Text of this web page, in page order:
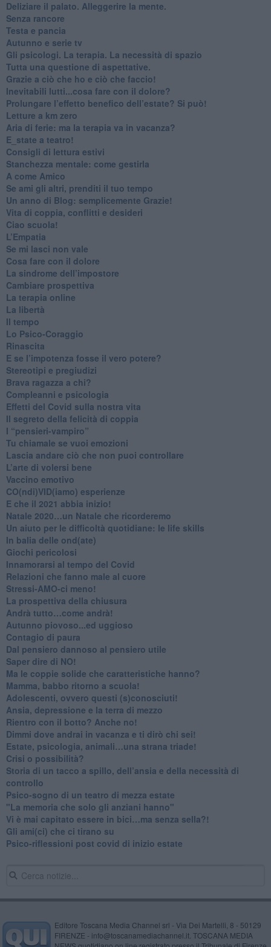
​Deliziare il palato. Alleggerire la mente.
​Senza rancore
​Testa e pancia
​Autunno e serie tv
​Gli psicologi. La terapia. La necessità di spazio
​Tutta una questione di aspettative.
​Grazie a ciò che ho e ciò che faccio!
​Inevitabili lutti...cosa fare con il dolore?
Prolungare l’effetto benefico dell’estate? Si può!
​Letture a km zero
​Aria di ferie: ma la terapia va in vacanza?
​E_state a teatro!
​Consigli di lettura estivi
​Stanchezza mentale: come gestirla
​A come Amico
​Se ami gli altri, prenditi il tuo tempo
​Un anno di Blog: semplicemente Grazie!
​Vita di coppia, conflitti e desideri
​Ciao scuola!
​L’Empatia
​Se mi lasci non vale
Cosa fare con il dolore
​La sindrome dell’impostore
​Cambiare prospettiva
La terapia online
La libertà
​Il tempo
​Lo Psico-Coraggio
Rinascita
​E se l’impotenza fosse il vero potere?
Stereotipi e pregiudizi
​Brava ragazza a chi?
​Compleanni e psicologia
Effetti del Covid sulla nostra vita
Il segreto della felicità di coppia
​I “pensieri-vampiro”
​Tu chiamale se vuoi emozioni
​Lascia andare ciò che non puoi controllare
L’arte di volersi bene
​Vaccino emotivo
CO(ndi)VID(iamo) esperienze
​E che il 2021 abbia inizio!
​Natale 2020…un Natale che ricorderemo
Un aiuto per le difficoltà quotidiane: le life skills
​In balia delle ond(ate)
Giochi pericolosi
Innamorarsi al tempo del Covid
​Relazioni che fanno male al cuore
​Stressi-AMO-ci meno!
​La prospettiva della chiusura
​Andrà tutto…come andrà!
Autunno piovoso...ed uggioso
​Contagio di paura
​Dal pensiero dannoso al pensiero utile
​Saper dire di NO!
​Ma le coppie solide che caratteristiche hanno?
​Mamma, babbo ritorno a scuola!
Adolescenti, ovvero questi (s)conosciuti!
Ansia, depressione e la terra di mezzo
​Rientro con il botto? Anche no!
Dimmi dove andrai in vacanza e ti dirò chi sei!
​Estate, psicologia, animali…una strana triade!
​Crisi o possibilità?
​Storia di un tacco a spillo, dell’ansia e della necessità di
controllo
​Psico-sogno di un teatro di mezza estate
"La memoria che solo gli anziani hanno"
​Vi è mai capitato essere in bici…ma senza sella?!
​Gli ami(ci) che ci tirano su
Psico-riflessioni post covid di inizio estate
Editore Toscana Media Channel srl - Via Dei Martelli, 8 - 50129
FIRENZE - info@toscanamediachannel.it. TOSCANA MEDIA